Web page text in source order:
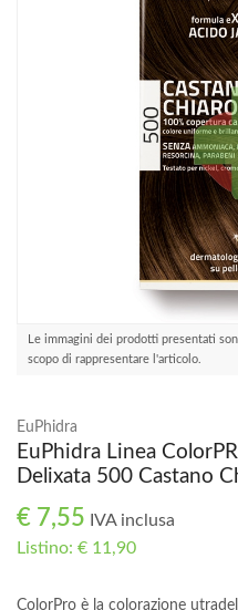
Le immagini dei prodotti presentati
scopo di rappresentare l'articolo.
EuPhidra
EuPhidra Linea
Delixata 500 Castano
€ 7,55 IVA inclusa
Listino: € 11,90
ColorPro è la colorazione